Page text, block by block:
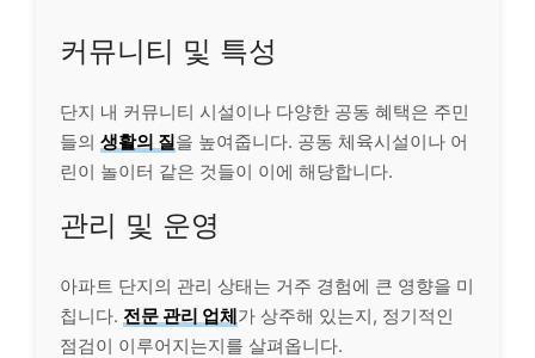
커뮤니티 및 특성
단지 내 커뮤니티 시설이나 다양한 공동 혜택은 주민
들의 생활의 질을 높여줍니다. 공동 체육시설이나 어
린이 놀이터 같은 것들이 이에 해당합니다.
관리 및 운영
아파트 단지의 관리 상태는 거주 경험에 큰 영향을 미
칩니다. 전문 관리 업체가 상주해 있는지, 정기적인
점검이 이루어지는지를 살펴옵니다.